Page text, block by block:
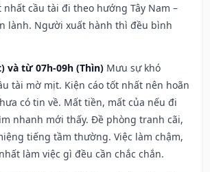
cầu tài đi theo hướng Tây Nam –
lành. Người xuất hành thì đều bình
và từ 07h-09h (Thìn) Mưu sự khó
tài mờ mịt. Kiện cáo tốt nhất nên hoãn
có tin về. Mất tiền, mất của nếu đi
nhanh mới thấy. Đề phòng tranh cãi,
tiếng tầm thường. Việc làm chậm,
làm việc gì đều cần chắc chắn.